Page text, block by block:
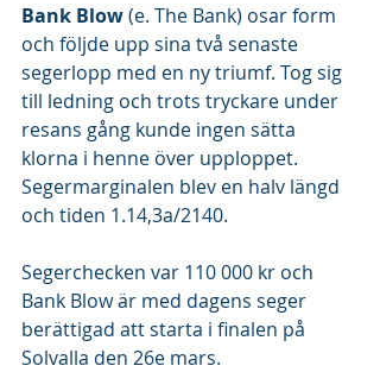
Bank Blow (e. The Bank) osar form
och följde upp sina två senaste
segerlopp med en ny triumf. Tog sig
till ledning och trots tryckare under
resans gång kunde ingen sätta
klorna i henne över upploppet.
Segermarginalen blev en halv längd
och tiden 1.14,3a/2140.
Segerchecken var 110 000 kr och
Bank Blow är med dagens seger
berättigad att starta i finalen på
Solvalla den 26e mars.